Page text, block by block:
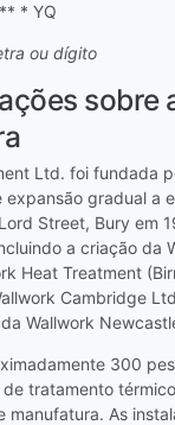
* YQ
ou dígito
sobre
Ltd. foi fundada
gradual a
Street, Bury em
a criação da
Heat Treatment
Cambridge
Wallwork
300
tratamento
manufatura. As